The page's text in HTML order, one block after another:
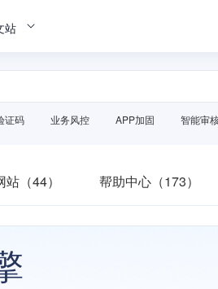
站
证码 业务风控 APP加固 智能审
站（44） 帮助中心（173）